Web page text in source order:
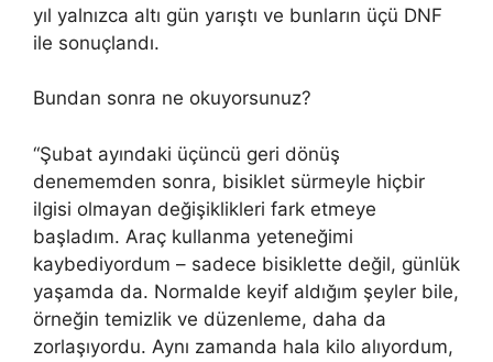
yıl yalnızca altı gün yarıştı ve bunların üçü DNF
ile sonuçlandı.
Bundan sonra ne okuyorsunuz?
“Şubat ayındaki üçüncü geri dönüş
denememden sonra, bisiklet sürmeyle hiçbir
ilgisi olmayan değişiklikleri fark etmeye
başladım. Araç kullanma yeteneğimi
kaybediyordum – sadece bisiklette değil, günlük
yaşamda da. Normalde keyif aldığım şeyler bile,
örneğin temizlik ve düzenleme, daha da
zorlaşıyordu. Aynı zamanda hala kilo alıyordum,